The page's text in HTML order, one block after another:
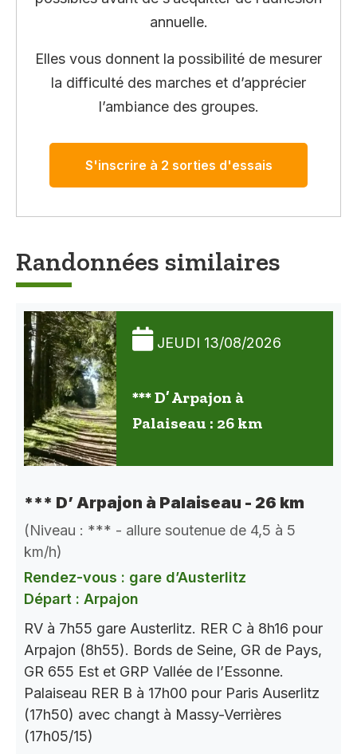
annuelle.
Elles vous donnent la possibilité de mesurer
la difficulté des marches et d’apprécier
l’ambiance des groupes.
S'inscrire à 2 sorties d'essais
Randonnées similaires
JEUDI 13/08/2026
*** D’ Arpajon à
Palaiseau : 26 km
*** D’ Arpajon à Palaiseau - 26 km
(Niveau : *** - allure soutenue de 4,5 à 5
km/h)
Rendez-vous : gare d’Austerlitz
Départ : Arpajon
RV à 7h55 gare Austerlitz. RER C à 8h16 pour
Arpajon (8h55). Bords de Seine, GR de Pays,
GR 655 Est et GRP Vallée de l’Essonne.
Palaiseau RER B à 17h00 pour Paris Auserlitz
(17h50) avec changt à Massy-Verrières
(17h05/15)